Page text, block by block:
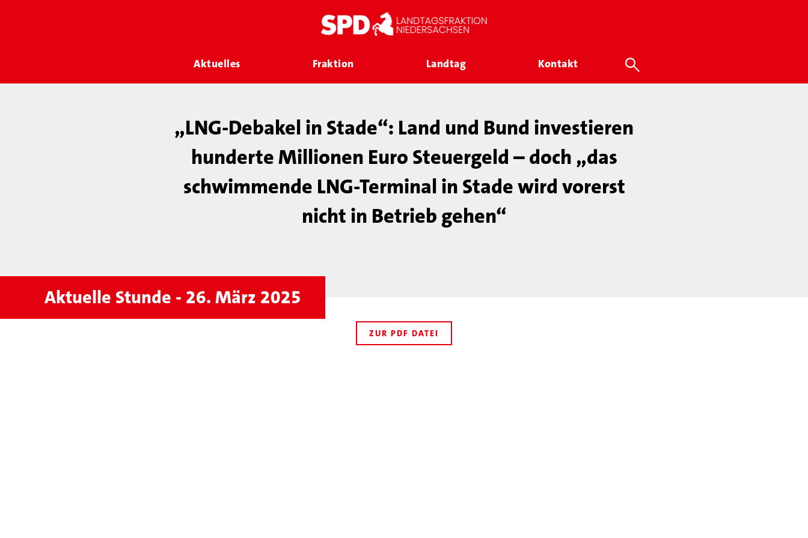
Aktuelles Fraktion Landtag Kontakt
„LNG-Debakel in Stade“: Land und Bund investieren
hunderte Millionen Euro Steuergeld – doch „das
schwimmende LNG-Terminal in Stade wird vorerst
nicht in Betrieb gehen“
Aktuelle Stunde - 26. März 2025
ZUR PDF DATEI